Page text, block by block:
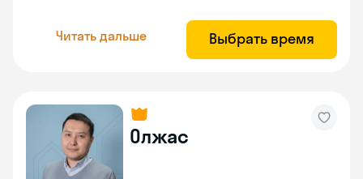
Читать дальше Выбрать время
Олжас